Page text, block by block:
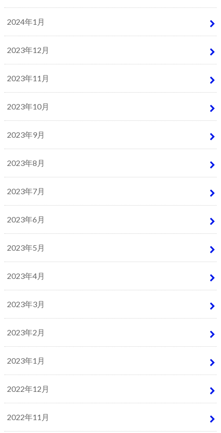
2024年1月
2023年12月
2023年11月
2023年10月
2023年9月
2023年8月
2023年7月
2023年6月
2023年5月
2023年4月
2023年3月
2023年2月
2023年1月
2022年12月
2022年11月